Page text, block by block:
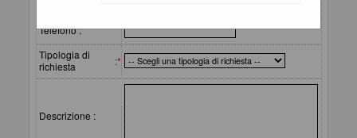
Telefono :
Tipologia di
richiesta
:*
Descrizione :